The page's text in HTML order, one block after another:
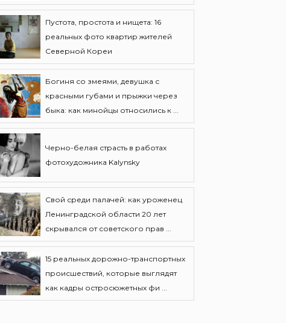
Пустота, простота и нищета: 16
реальных фото квартир жителей
Северной Кореи
Богиня со змеями, девушка с
красными губами и прыжки через
быка: как минойцы относились к ...
Черно-белая страсть в работах
фотохудожника Kalynsky
Свой среди палачей: как уроженец
Ленинградской области 20 лет
скрывался от советского прав ...
15 реальных дорожно-транспортных
происшествий, которые выглядят
как кадры остросюжетных фи ...